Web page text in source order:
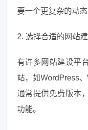
要一个更复杂的动态
2. 选择合适的网站
有许多网站建设平
站，如WordPress
通常提供免费版本
功能。